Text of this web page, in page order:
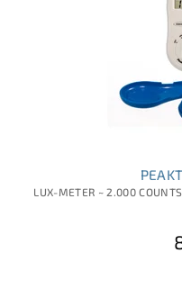
LUX-METER ~ 2.000